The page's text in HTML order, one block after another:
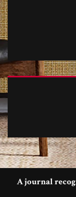
A journal